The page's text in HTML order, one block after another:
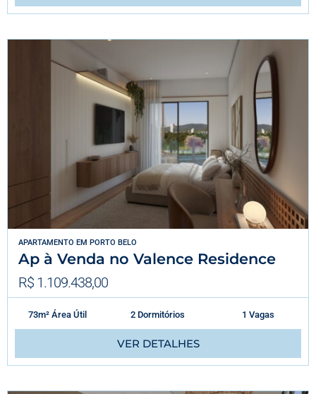
APARTAMENTO EM PORTO BELO
Ap à Venda no Valence Residence
R$ 1.109.438,00
73m² Área Útil 2 Dormitórios 1 Vagas
VER DETALHES